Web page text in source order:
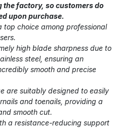
factory, so customers do
upon purchase.
top choice among professional
high blade sharpness due to
steel, ensuring an
smooth and precise
are suitably designed to easily
and toenails, providing a
smooth cut.
a resistance-reducing support